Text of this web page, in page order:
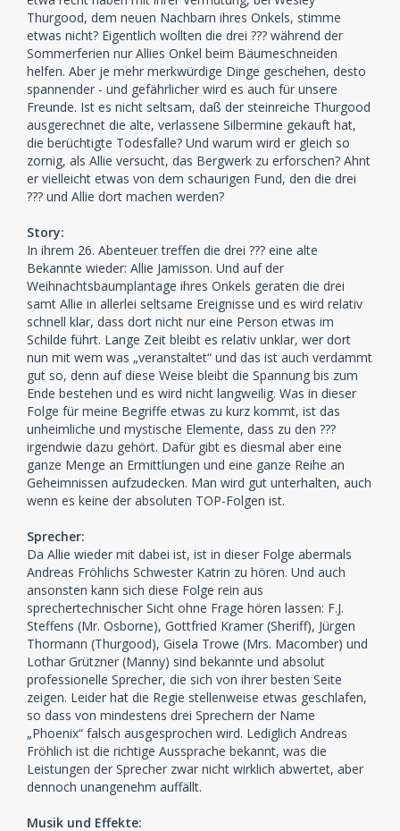
Thurgood, dem neuen Nachbarn ihres Onkels, stimme
etwas nicht? Eigentlich wollten die drei ??? während der
Sommerferien nur Allies Onkel beim Bäumeschneiden
helfen. Aber je mehr merkwürdige Dinge geschehen, desto
spannender - und gefährlicher wird es auch für unsere
Freunde. Ist es nicht seltsam, daß der steinreiche Thurgood
ausgerechnet die alte, verlassene Silbermine gekauft hat,
die berüchtigte Todesfalle? Und warum wird er gleich so
zornig, als Allie versucht, das Bergwerk zu erforschen? Ahnt
er vielleicht etwas von dem schaurigen Fund, den die drei
??? und Allie dort machen werden?
Story:
In ihrem 26. Abenteuer treffen die drei ??? eine alte
Bekannte wieder: Allie Jamisson. Und auf der
Weihnachtsbaumplantage ihres Onkels geraten die drei
samt Allie in allerlei seltsame Ereignisse und es wird relativ
schnell klar, dass dort nicht nur eine Person etwas im
Schilde führt. Lange Zeit bleibt es relativ unklar, wer dort
nun mit wem was „veranstaltet“ und das ist auch verdammt
gut so, denn auf diese Weise bleibt die Spannung bis zum
Ende bestehen und es wird nicht langweilig. Was in dieser
Folge für meine Begriffe etwas zu kurz kommt, ist das
unheimliche und mystische Elemente, dass zu den ???
irgendwie dazu gehört. Dafür gibt es diesmal aber eine
ganze Menge an Ermittlungen und eine ganze Reihe an
Geheimnissen aufzudecken. Man wird gut unterhalten, auch
wenn es keine der absoluten TOP-Folgen ist.
Sprecher:
Da Allie wieder mit dabei ist, ist in dieser Folge abermals
Andreas Fröhlichs Schwester Katrin zu hören. Und auch
ansonsten kann sich diese Folge rein aus
sprechertechnischer Sicht ohne Frage hören lassen: F.J.
Steffens (Mr. Osborne), Gottfried Kramer (Sheriff), Jürgen
Thormann (Thurgood), Gisela Trowe (Mrs. Macomber) und
Lothar Grützner (Manny) sind bekannte und absolut
professionelle Sprecher, die sich von ihrer besten Seite
zeigen. Leider hat die Regie stellenweise etwas geschlafen,
so dass von mindestens drei Sprechern der Name
„Phoenix“ falsch ausgesprochen wird. Lediglich Andreas
Fröhlich ist die richtige Aussprache bekannt, was die
Leistungen der Sprecher zwar nicht wirklich abwertet, aber
dennoch unangenehm auffällt.
Musik und Effekte: